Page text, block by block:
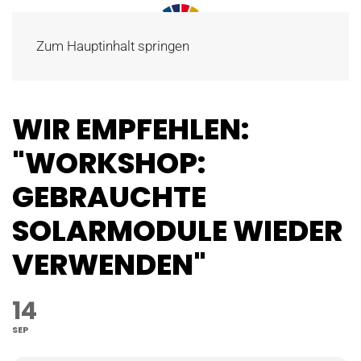
Zum Hauptinhalt springen
WIR EMPFEHLEN:
"WORKSHOP:
GEBRAUCHTE
SOLARMODULE WIEDER
VERWENDEN"
14
SEP